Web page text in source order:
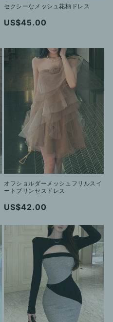
セクシーなメッシュ花柄ドレス
通
価
格
US$45.00
オフショルダーメッシュフリルスイ
ートプリンセスドレス
通
価
US$42.00